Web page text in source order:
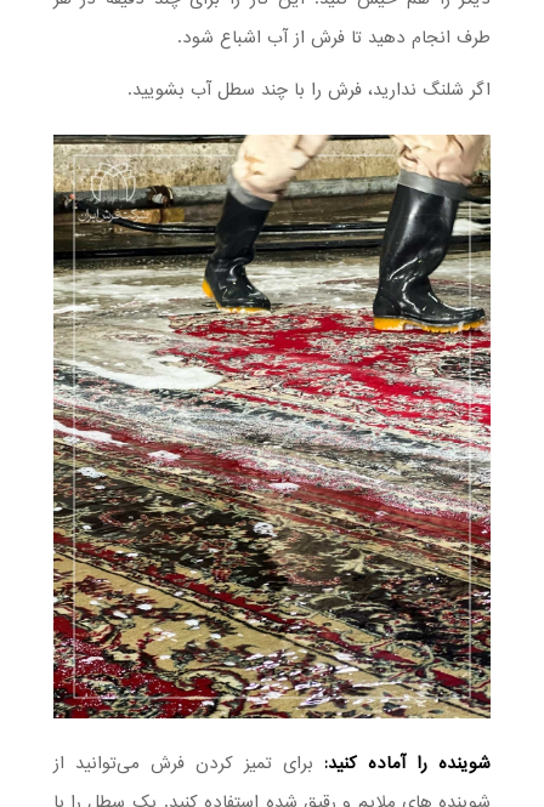
طرف انجام دهید تا فرش از آب اشباع شود.
اگر شلنگ ندارید، فرش را با چند سطل آب بشویید.
شوینده را آماده کنید:برای تمیز کردن فرش می‌توانید از